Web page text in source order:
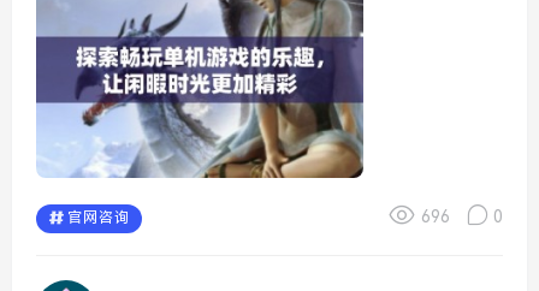
官网咨询 696 0